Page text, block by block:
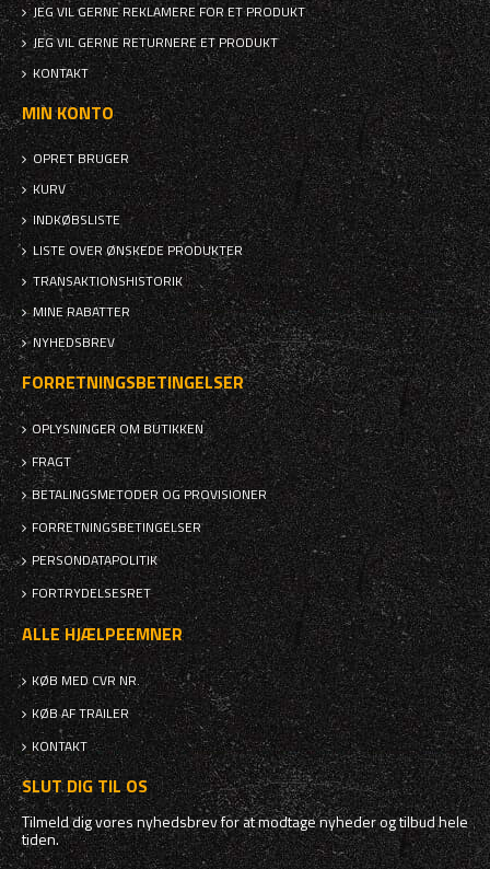
JEG VIL GERNE REKLAMERE FOR ET PRODUKT
JEG VIL GERNE RETURNERE ET PRODUKT
KONTAKT
MIN KONTO
OPRET BRUGER
KURV
INDKØBSLISTE
LISTE OVER ØNSKEDE PRODUKTER
TRANSAKTIONSHISTORIK
MINE RABATTER
NYHEDSBREV
FORRETNINGSBETINGELSER
OPLYSNINGER OM BUTIKKEN
FRAGT
BETALINGSMETODER OG PROVISIONER
FORRETNINGSBETINGELSER
PERSONDATAPOLITIK
FORTRYDELSESRET
ALLE HJÆLPEEMNER
KØB MED CVR NR.
KØB AF TRAILER
KONTAKT
SLUT DIG TIL OS
Tilmeld dig vores nyhedsbrev for at modtage nyheder og tilbud hele
tiden.